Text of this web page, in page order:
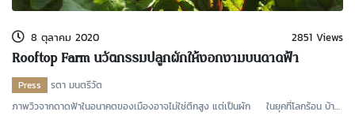
Twitter
Channel Youtube
8 ตุลาคม 2020 2851 Views
Rooftop Farm นวัตกรรมปลูกผักให้งอกงามบนดาดฟ้า
Press
รตา มนตรีวัต
ภาพวิวจากดาดฟ้าในอนาคตของเมืองอาจไม่ใช่ตึกสูง แต่เป็นผัก ในยุคที่โลกร้อน บ้าน